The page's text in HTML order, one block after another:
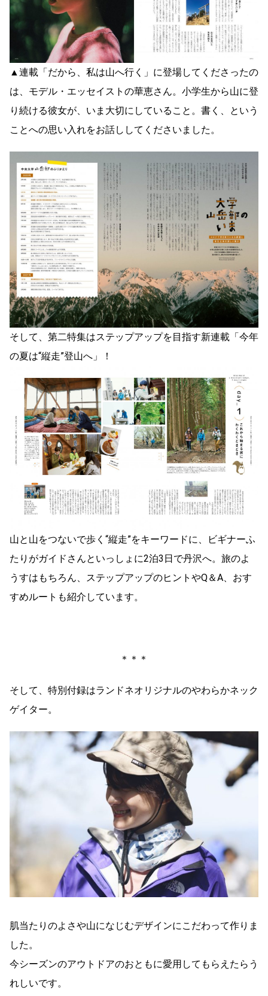
▲連載「だから、私は山へ行く」に登場してくださったの
は、モデル・エッセイストの華恵さん。小学生から山に登
り続ける彼女が、いま大切にしていること。書く、という
ことへの思い入れをお話ししてくださいました。
そして、第二特集はステップアップを目指す新連載「今年
の夏は“縦走”登山へ」！
山と山をつないで歩く“縦走”をキーワードに、ビギナーふ
たりがガイドさんといっしょに2泊3日で丹沢へ。旅のよ
うすはもちろん、ステップアップのヒントやQ＆A、おす
すめルートも紹介しています。
＊＊＊
そして、特別付録はランドネオリジナルのやわらかネック
ゲイター。
肌当たりのよさや山になじむデザインにこだわって作りま
した。
今シーズンのアウトドアのおともに愛用してもらえたらう
れしいです。